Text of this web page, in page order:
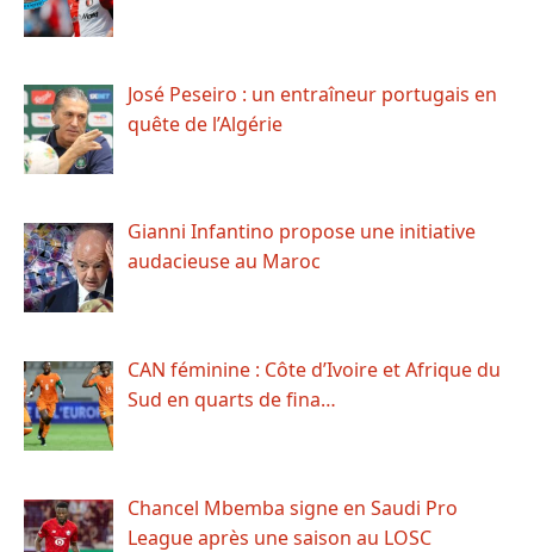
José Peseiro : un entraîneur portugais en
quête de l’Algérie
Gianni Infantino propose une initiative
audacieuse au Maroc
CAN féminine : Côte d’Ivoire et Afrique du
Sud en quarts de fina…
Chancel Mbemba signe en Saudi Pro
League après une saison au LOSC